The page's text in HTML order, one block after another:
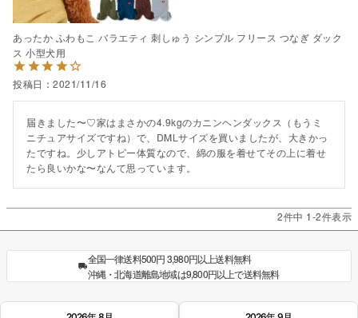
あったか ふわもこ バラエティ 刺しゅう シンプル フリース つなぎ ダック
ス 小型犬用
投稿日 2021/11/16
届きました〜♡家はまさかの4.9kgのカニンヘンダックス（もうミ
ニチュアサイズですね）で、DMLサイズを買いましたが、大きかっ
たですね。少しアトピー体質なので、綿の服を着せてその上に着せ
たら良いかな〜なんて思っています。
2件中 1-2件表示
全国一律送料500円 3,980円以上送料無料
沖縄・北海道離島地域は9,800円以上で送料無料